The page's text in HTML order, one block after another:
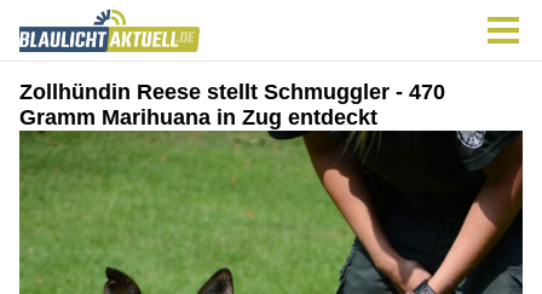
Zollhündin Reese stellt Schmuggler - 470
Gramm Marihuana in Zug entdeckt